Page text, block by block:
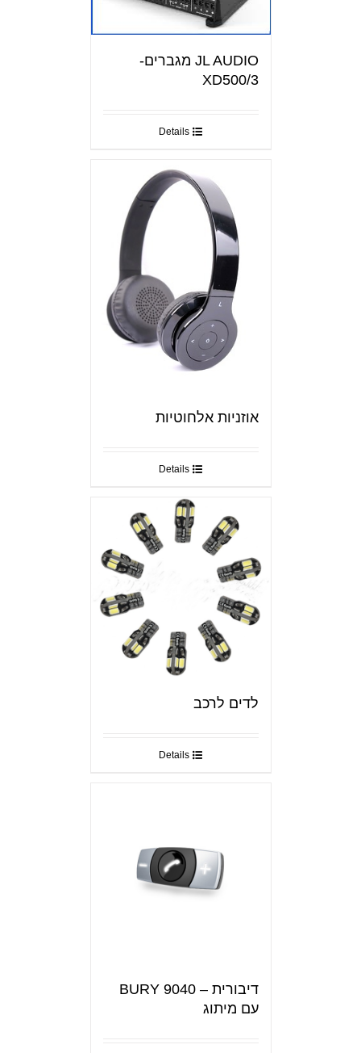
JL AUDIO מגברים-
XD500/3
Details
אוזניות אלחוטיות
Details
לדים לרכב
Details
דיבורית – BURY 9040
עם מיתוג